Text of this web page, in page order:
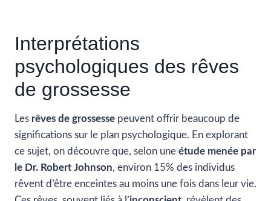
Interprétations
psychologiques des rêves
de grossesse
Les rêves de grossesse peuvent offrir beaucoup de
significations sur le plan psychologique. En explorant
ce sujet, on découvre que, selon une étude menée par
le Dr. Robert Johnson, environ 15% des individus
rêvent d’être enceintes au moins une fois dans leur vie.